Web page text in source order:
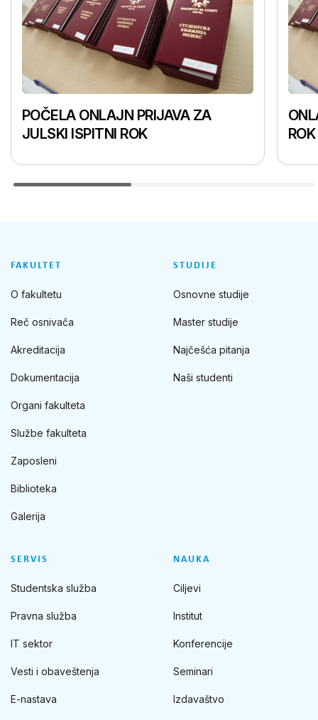
POČELA ONLAJN PRIJAVA ZA
JULSKI ISPITNI ROK
FAKULTET
O fakultetu
Reč osnivača
Akreditacija
Dokumentacija
Organi fakulteta
Službe fakulteta
Zaposleni
Biblioteka
Galerija
STUDIJE
Osnovne studije
Master studije
Najčešća pitanja
Naši studenti
SERVIS
Studentska služba
Pravna služba
IT sektor
Vesti i obaveštenja
E-nastava
NAUKA
Ciljevi
Institut
Konferencije
Seminari
Izdavaštvo